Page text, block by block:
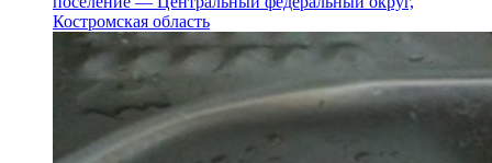
Костромская область